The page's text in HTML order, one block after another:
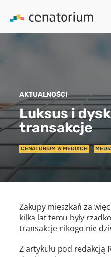
AKTUALNOŚCI
Luksus i
transakcje
CENATORIUM W MEDIACH
Zakupy mieszkań za
kilka lat temu były
transakcje nikogo nie
Z artykułu pod redakcją